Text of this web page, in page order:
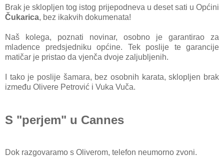
Brak je sklopljen tog istog prijepodneva u deset sati u Općini
Čukarica, bez ikakvih dokumenata!
Naš kolega, poznati novinar, osobno je garantirao za
mladence predsjedniku općine. Tek poslije te garancije
matičar je pristao da vjenča dvoje zaljubljenih.
I tako je poslije šamara, bez osobnih karata, sklopljen brak
između Olivere Petrović i Vuka Vuča.
S "perjem" u Cannes
Dok razgovaramo s Oliverom, telefon neumorno zvoni.